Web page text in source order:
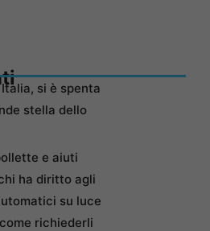
si è spenta
stella dello
e aiuti
ha diritto agli
su luce
richiederli